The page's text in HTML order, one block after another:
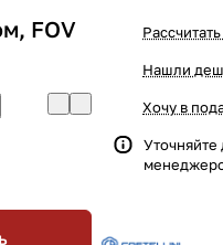
FOV
Нашли
Хочу в
Уточняйте